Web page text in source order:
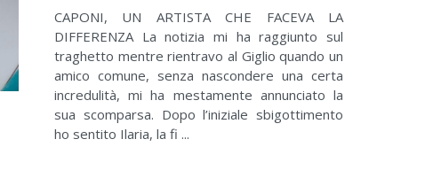
CAPONI, UN ARTISTA CHE FACEVA LA
DIFFERENZA La notizia mi ha raggiunto sul
traghetto mentre rientravo al Giglio quando un
amico comune, senza nascondere una certa
incredulità, mi ha mestamente annunciato la
sua scomparsa. Dopo l’iniziale sbigottimento
ho sentito Ilaria, la fi ...